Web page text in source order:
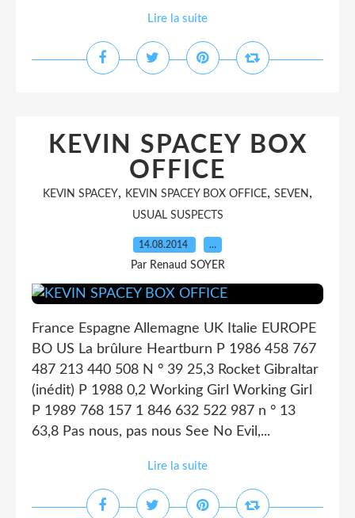
Lire la suite
KEVIN SPACEY BOX
OFFICE
KEVIN SPACEY, KEVIN SPACEY BOX OFFICE, SEVEN ,
USUAL SUSPECTS
14.08.2014 …
Par Renaud SOYER
France Espagne Allemagne UK Italie EUROPE
BO US La brûlure Heartburn P 1986 458 767
487 213 440 508 N ° 39 25,3 Rocket Gibraltar
(inédit) P 1988 0,2 Working Girl Working Girl
P 1989 768 157 1 846 632 522 987 n ° 13
63,8 Pas nous, pas nous See No Evil,...
Lire la suite